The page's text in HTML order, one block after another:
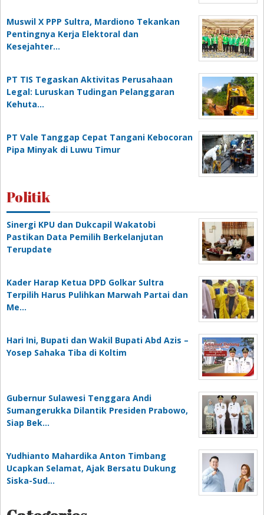
Muswil X PPP Sultra, Mardiono Tekankan
Pentingnya Kerja Elektoral dan
Kesejahter…
PT TIS Tegaskan Aktivitas Perusahaan
Legal: Luruskan Tudingan Pelanggaran
Kehuta…
PT Vale Tanggap Cepat Tangani Kebocoran
Pipa Minyak di Luwu Timur
Politik
Sinergi KPU dan Dukcapil Wakatobi
Pastikan Data Pemilih Berkelanjutan
Terupdate
Kader Harap Ketua DPD Golkar Sultra
Terpilih Harus Pulihkan Marwah Partai dan
Me…
Hari Ini, Bupati dan Wakil Bupati Abd Azis –
Yosep Sahaka Tiba di Koltim
Gubernur Sulawesi Tenggara Andi
Sumangerukka Dilantik Presiden Prabowo,
Siap Bek…
Yudhianto Mahardika Anton Timbang
Ucapkan Selamat, Ajak Bersatu Dukung
Siska-Sud…